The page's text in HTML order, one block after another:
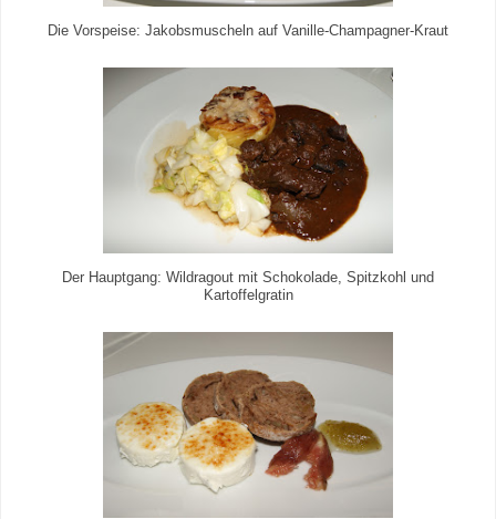
Die Vorspeise: Jakobsmuscheln auf Vanille-Champagner-Kraut
Der Hauptgang: Wildragout mit Schokolade, Spitzkohl und
Kartoffelgratin